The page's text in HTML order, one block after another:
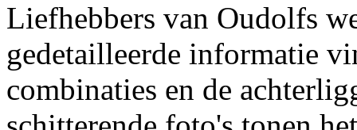
Liefhebbers van Oudolfs
gedetailleerde informatie
combinaties en de